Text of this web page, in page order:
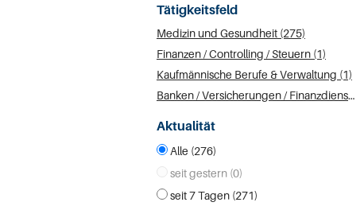
Tätigkeitsfeld
Medizin und Gesundheit (275)
Finanzen / Controlling / Steuern (1)
Kaufmännische Berufe & Verwaltung (1)
Banken / Versicherungen / Finanzdienstleister (1)
Aktualität
Alle (276)
seit gestern (0)
seit 7 Tagen (271)